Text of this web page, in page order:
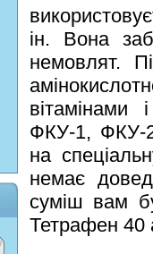
ін. Вона
немовлят.
вітамінами
ФКУ-1, ФКУ-
на
немає
суміш вам
Тетрафен 40